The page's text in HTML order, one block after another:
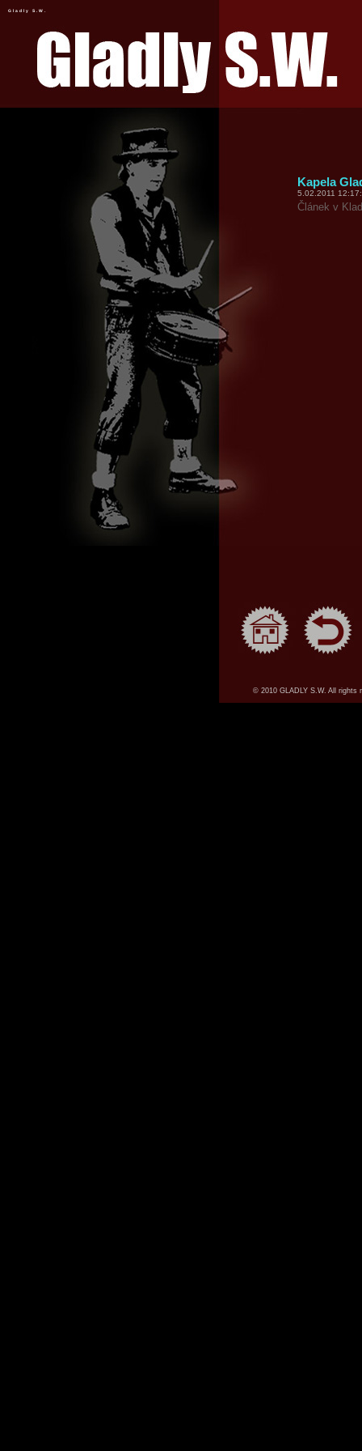
Gladly S.W.
Kapela
5.02.2011
Článek v
© 2010 GLADLY S.W. All